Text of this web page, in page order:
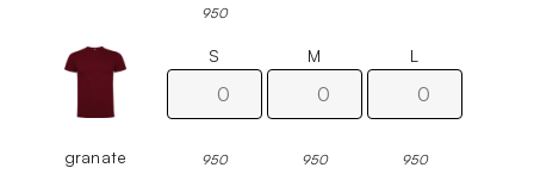
950
granate
S
950
M
950
L
950